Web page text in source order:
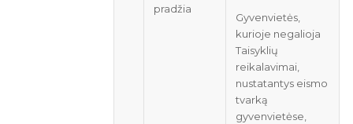
pradžia
Gyvenvietės,
kurioje negalioja
Taisyklių
reikalavimai,
nustatantys eismo
tvarką
gyvenvietėse,